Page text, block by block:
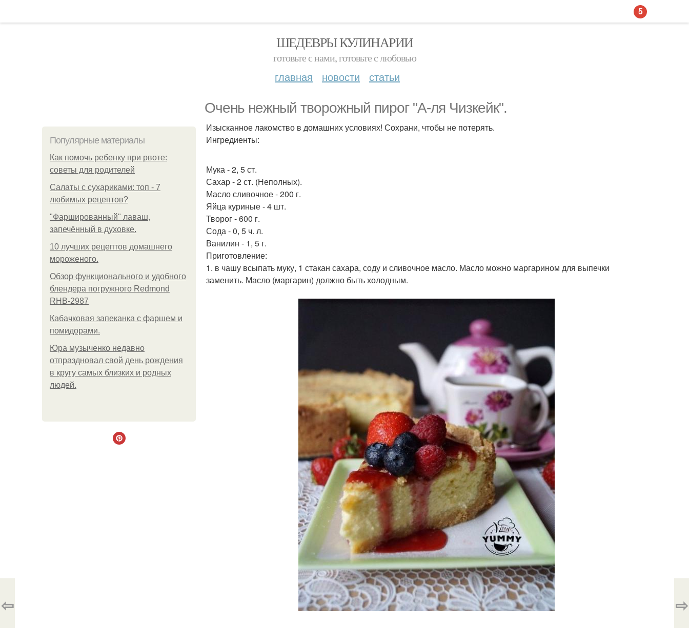
ШЕДЕВРЫ КУЛИНАРИИ
готовьте с нами, готовьте с любовью
главная новости статьи
Очень нежный творожный пирог "А-ля Чизкейк".
Популярные материалы
Как помочь ребенку при рвоте:
советы для родителей
Салаты с сухариками: топ - 7
любимых рецептов?
"Фаршированный" лаваш,
запечённый в духовке.
10 лучших рецептов домашнего
мороженого.
Обзор функционального и удобного
блендера погружного Redmond
RHB-2987
Кабачковая запеканка с фаршем и
помидорами.
Юра музыченко недавно
отпраздновал свой день рождения
в кругу самых близких и родных
людей.
Изысканное лакомство в домашних условиях! Сохрани, чтобы не потерять.
Ингредиенты:
Мука - 2, 5 ст.
Сахар - 2 ст. (Неполных).
Масло сливочное - 200 г.
Яйца куриные - 4 шт.
Творог - 600 г.
Сода - 0, 5 ч. л.
Ванилин - 1, 5 г.
Приготовление:
1. в чашу всыпать муку, 1 стакан сахара, соду и сливочное масло. Масло можно маргарином для выпечки
заменить. Масло (маргарин) должно быть холодным.
⇦ ⇨
5